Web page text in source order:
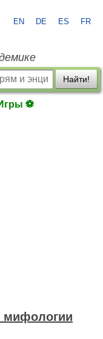
EN DE ES FR
Найти!
⚽
мифологии